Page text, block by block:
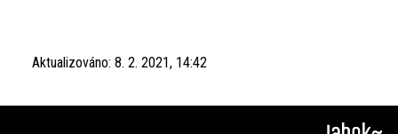
Aktualizováno: 8. 2. 2021, 14:42